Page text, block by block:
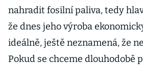
nahradit fosilní paliva, tedy
že dnes jeho výroba
ideálně, ještě neznamená, že
Pokud se chceme dlouhodobě